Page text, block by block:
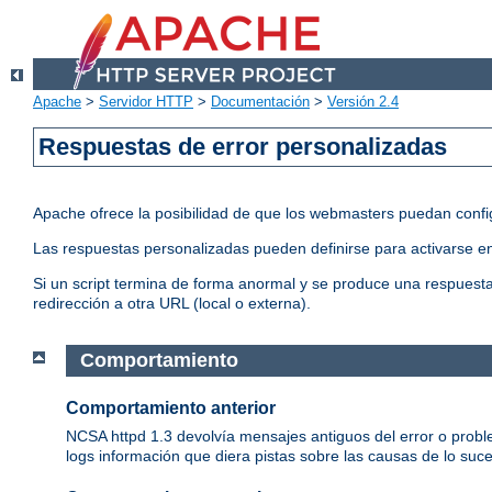
Apache > Servidor HTTP > Documentación > Versión 2.4
Respuestas de error personalizadas
Apache ofrece la posibilidad de que los webmasters puedan
Las respuestas personalizadas pueden definirse para activarse
Si un script termina de forma anormal y se produce una
redirección a otra URL (local o externa).
Comportamiento
Comportamiento anterior
NCSA httpd 1.3 devolvía mensajes antiguos del error o
logs información que diera pistas sobre las causas de lo